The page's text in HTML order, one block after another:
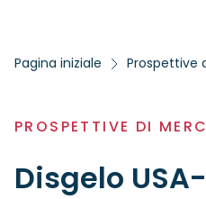
Pagina iniziale Prospettive
PROSPETTIVE DI
Disgelo